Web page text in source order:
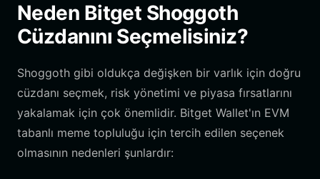
Neden Bitget Shoggoth
Cüzdanını Seçmelisiniz?
Shoggoth gibi oldukça değişken bir varlık için doğru
cüzdanı seçmek, risk yönetimi ve piyasa fırsatlarını
yakalamak için çok önemlidir. Bitget Wallet'ın EVM
tabanlı meme topluluğu için tercih edilen seçenek
olmasının nedenleri şunlardır: